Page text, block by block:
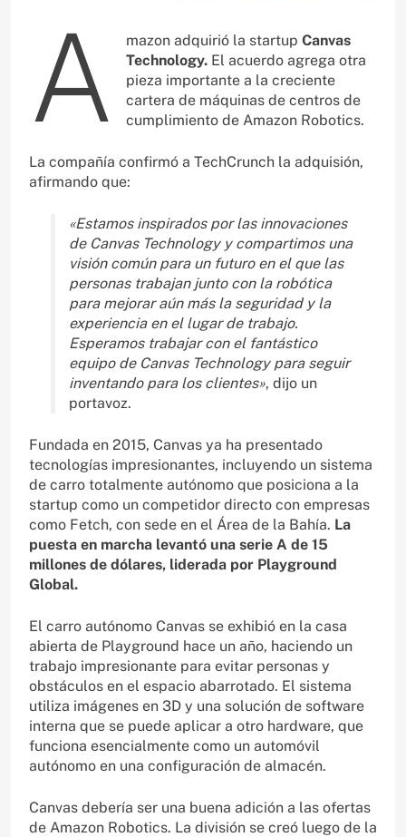
A mazon adquirió la startupCanvas
Technology. El acuerdo agrega otra
pieza importante a la creciente
cartera de máquinas de centros de
cumplimiento de Amazon Robotics.
La compañía confirmó a TechCrunch la adquisión,
afirmando que:
«Estamos inspirados por las innovaciones
de Canvas Technology y compartimos una
visión común para un futuro en el que las
personas trabajan junto con la robótica
para mejorar aún más la seguridad y la
experiencia en el lugar de trabajo.
Esperamos trabajar con el fantástico
equipo de Canvas Technology para seguir
inventando para los clientes», dijo un
portavoz.
Fundada en 2015, Canvas ya ha presentado
tecnologías impresionantes, incluyendo un sistema
de carro totalmente autónomo que posiciona a la
startup como un competidor directo con empresas
como Fetch, con sede en el Área de la Bahía. La
puesta en marcha levantó una serie A de 15
millones de dólares, liderada por Playground
Global.
El carro autónomo Canvas se exhibió en la casa
abierta de Playground hace un año, haciendo un
trabajo impresionante para evitar personas y
obstáculos en el espacio abarrotado. El sistema
utiliza imágenes en 3D y una solución de software
interna que se puede aplicar a otro hardware, que
funciona esencialmente como un automóvil
autónomo en una configuración de almacén.
Canvas debería ser una buena adición a las ofertas
de Amazon Robotics. La división se creó luego de la